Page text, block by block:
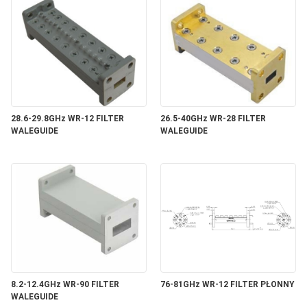
28.6-29.8GHz WR-12 FILTER
WALEGUIDE
26.5-40GHz WR-28 FILTER
WALEGUIDE
8.2-12.4GHz WR-90 FILTER
WALEGUIDE
76-81GHz WR-12 FILTER PŁONNY